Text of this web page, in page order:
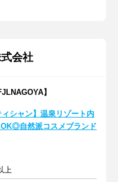
会社
】
ィシャン】温泉リゾート内
自然派コスメブランド
上